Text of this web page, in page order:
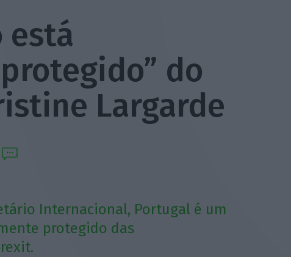
está
do
Largarde
Internacional, Portugal é um
protegido das